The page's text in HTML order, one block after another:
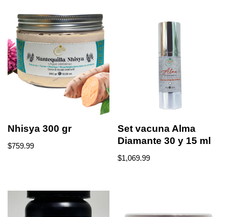
Nhisya 300 gr
$759.99
Set vacuna Alma
Diamante 30 y 15 ml
$1,069.99